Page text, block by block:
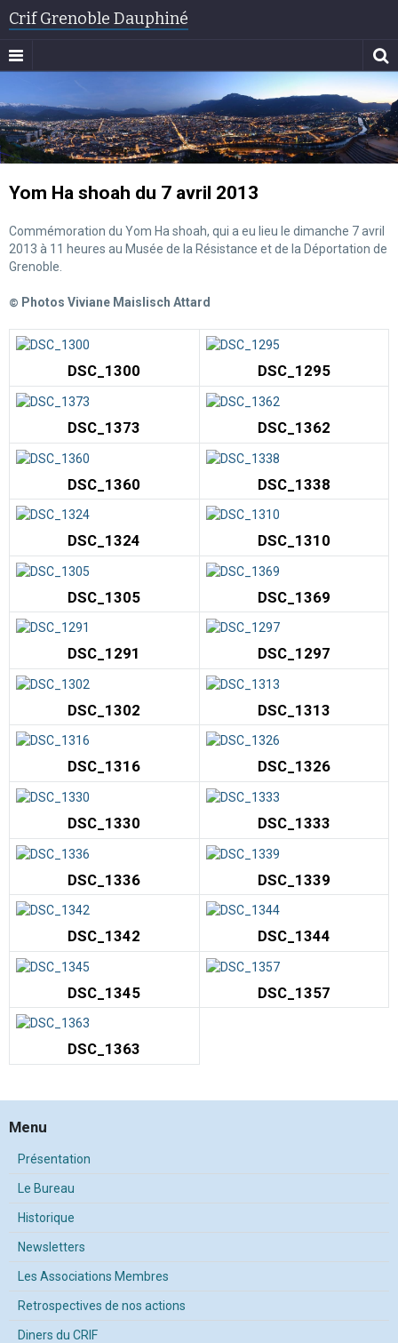
Crif Grenoble Dauphiné
Yom Ha shoah du 7 avril 2013
Commémoration du Yom Ha shoah, qui a eu lieu le dimanche 7 avril
2013 à 11 heures au Musée de la Résistance et de la Déportation de
Grenoble.
© Photos Viviane Maislisch Attard
DSC_1300 DSC_1295
DSC_1373 DSC_1362
DSC_1360 DSC_1338
DSC_1324 DSC_1310
DSC_1305 DSC_1369
DSC_1291 DSC_1297
DSC_1302 DSC_1313
DSC_1316 DSC_1326
DSC_1330 DSC_1333
DSC_1336 DSC_1339
DSC_1342 DSC_1344
DSC_1345 DSC_1357
DSC_1363
Menu
Présentation
Le Bureau
Historique
Newsletters
Les Associations Membres
Retrospectives de nos actions
Diners du CRIF